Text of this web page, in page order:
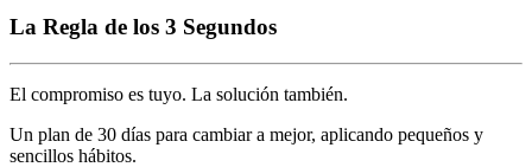
La Regla de los 3 Segundos
El compromiso es tuyo. La solución también.
Un plan de 30 días para cambiar a mejor, aplicando pequeños y
sencillos hábitos.